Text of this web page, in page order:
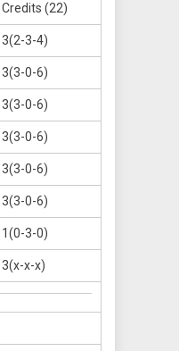
Credits (22)
3(2-3-4)
3(3-0-6)
3(3-0-6)
3(3-0-6)
3(3-0-6)
3(3-0-6)
1(0-3-0)
3(x-x-x)